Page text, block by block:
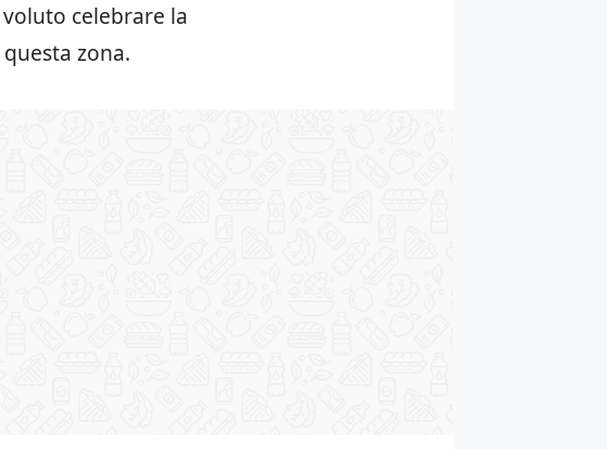
celebrare la
zona.